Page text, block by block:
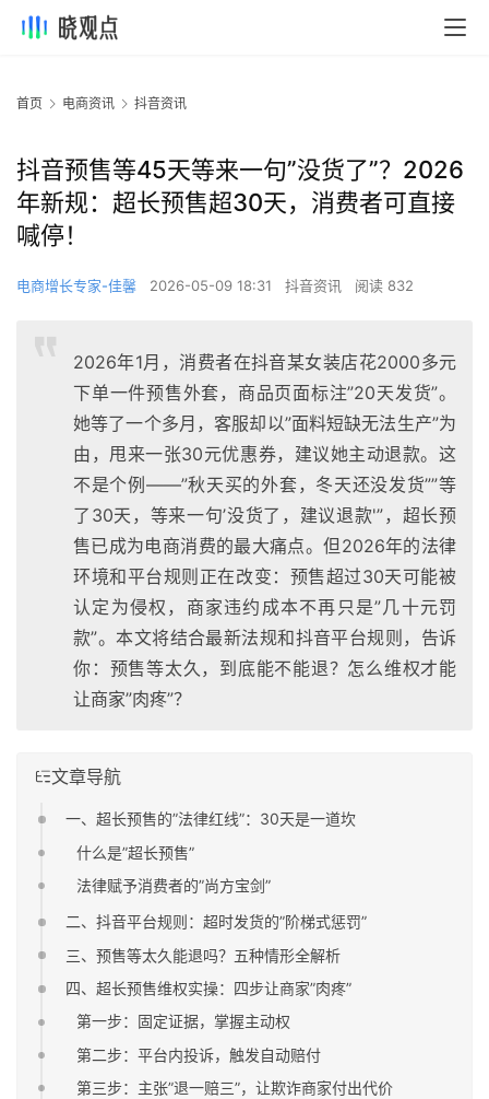
首页 电商资讯 抖音资讯
抖音预售等45天等来一句”没货了”？2026
年新规：超长预售超30天，消费者可直接
喊停！
电商增长专家-佳馨 2026-05-09 18:31 抖音资讯 阅读 832
2026年1月，消费者在抖音某女装店花2000多元
下单一件预售外套，商品页面标注”20天发货”。
她等了一个多月，客服却以”面料短缺无法生产”为
由，甩来一张30元优惠券，建议她主动退款。这
不是个例——”秋天买的外套，冬天还没发货””等
了30天，等来一句’没货了，建议退款'”，超长预
售已成为电商消费的最大痛点。但2026年的法律
环境和平台规则正在改变：预售超过30天可能被
认定为侵权，商家违约成本不再只是”几十元罚
款”。本文将结合最新法规和抖音平台规则，告诉
你：预售等太久，到底能不能退？怎么维权才能
让商家”肉疼”？
文章导航
一、超长预售的”法律红线”：30天是一道坎
什么是”超长预售”
法律赋予消费者的”尚方宝剑”
二、抖音平台规则：超时发货的”阶梯式惩罚”
三、预售等太久能退吗？五种情形全解析
四、超长预售维权实操：四步让商家”肉疼”
第一步：固定证据，掌握主动权
第二步：平台内投诉，触发自动赔付
第三步：主张”退一赔三”，让欺诈商家付出代价